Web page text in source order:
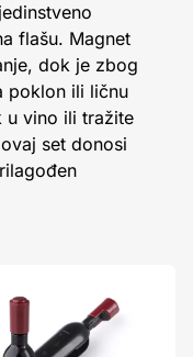
flašu. Magnet
dok je zbog
poklon ili ličnu
u vino ili tražite
set donosi